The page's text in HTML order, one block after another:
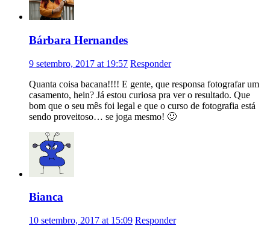
Bárbara Hernandes
9 setembro, 2017 at 19:57 Responder
Quanta coisa bacana!!!! E gente, que responsa fotografar um
casamento, hein? Já estou curiosa pra ver o resultado. Que
bom que o seu mês foi legal e que o curso de fotografia está
sendo proveitoso… se joga mesmo! 🙂
Bianca
10 setembro, 2017 at 15:09 Responder